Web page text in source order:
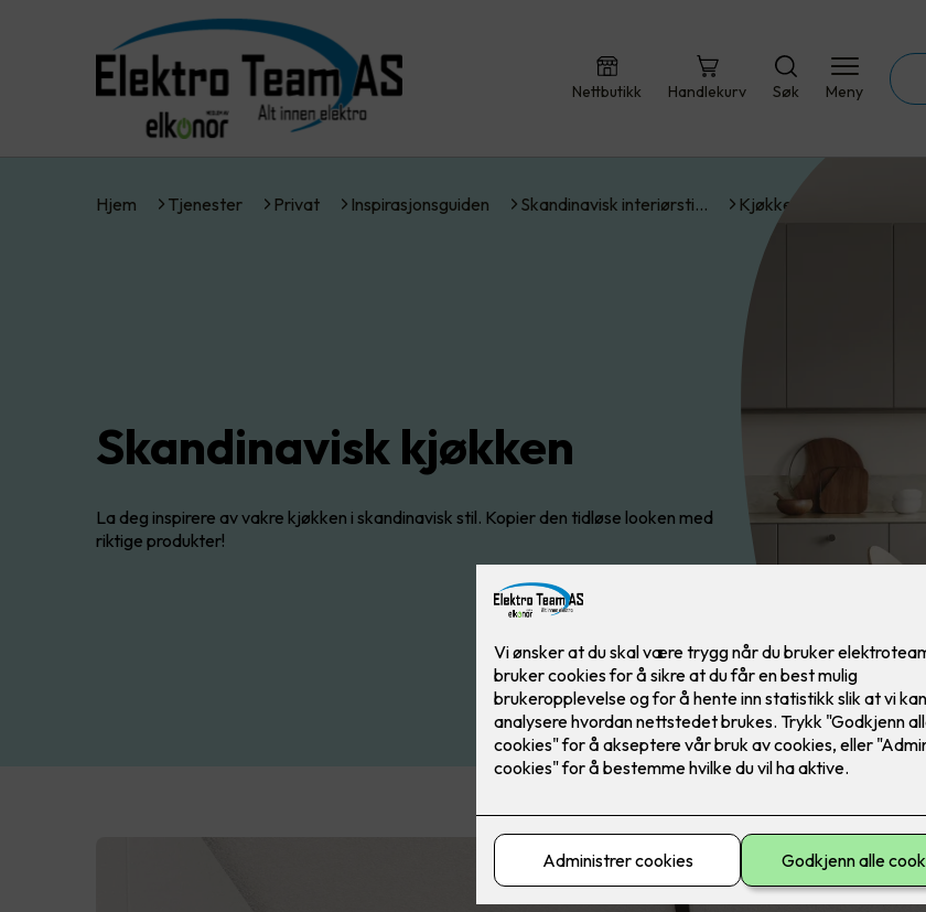
Nettbutikk Handlekurv Søk Meny
Hjem Tjenester Privat Inspirasjonsguiden Skandinavisk interiørsti… Kjøkken
Skandinavisk kjøkken
La deg inspirere av vakre kjøkken i skandinavisk stil. Kopier den tidløse looken med
riktige produkter!